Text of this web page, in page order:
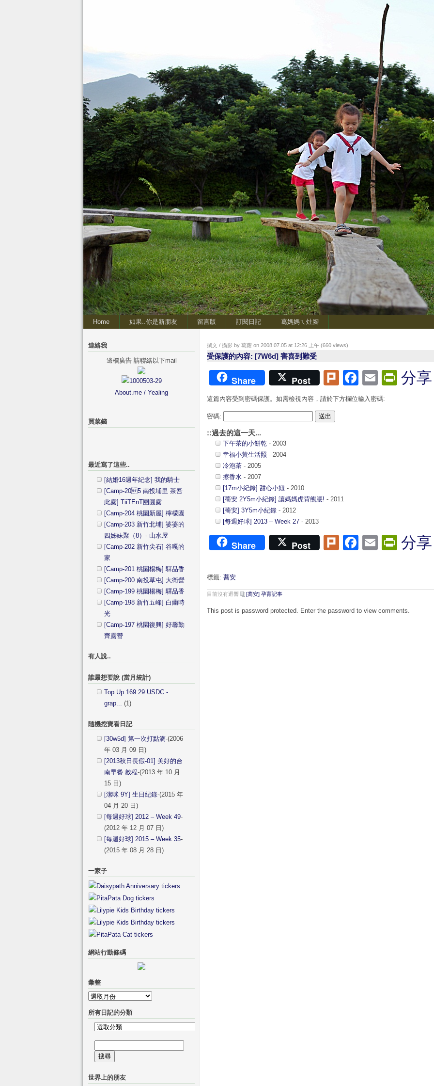
Home 如果..你是新朋友 留言版 訂閱日記 葛媽媽ㄟ灶腳
撰文 / 攝影 by 葛蘿 on 2008.07.05 at 12:26 上午 (660 views)
受保護的內容: [7W6d] 害喜到難受
Share Post PlurkFacebook
Email分享
這篇內容受到密碼保護。如需檢視內容，請於下方欄位輸入密碼:
密碼:
::過去的這一天...
下午茶的小餅乾 - 2003
幸福小黃生活照 - 2004
冷泡茶 - 2005
擦香水 - 2007
[17m小紀錄] 甜心小妞 - 2010
[蕎安 2Y5m小紀錄] 讓媽媽虎背熊腰! - 2011
[蕎安] 3Y5m小紀錄 - 2012
[每週好球] 2013 – Week 27 - 2013
Share Post PlurkFacebook
Email分享
標籤: 蕎安
目前沒有迴響 [蕎安] 孕育記事
This post is password protected. Enter the password to view comments.
連絡我
邊欄廣告 請聯絡以下mail
About.me / Yealing
買菜錢
最近寫了這些..
[結婚16週年紀念] 我的騎士
[Camp-205 南投埔里 茶吾
此露] TiiTEnT團圓露
[Camp-204 桃園新屋] 檸檬園
[Camp-203 新竹北埔] 婆婆的
四姊妹聚（8）- 山水屋
[Camp-202 新竹尖石] 谷嘎的
家
[Camp-201 桃園楊梅] 驛品香
[Camp-200 南投草屯] 大衛營
[Camp-199 桃園楊梅] 驛品香
[Camp-198 新竹五峰] 白蘭時
光
[Camp-197 桃園復興] 好馨勤
齊露營
有人說..
誰最想要說 (當月統計)
Top Up 169.29 USDC -
grap... (1)
隨機挖寶看日記
[30w5d] 第一次打點滴-(2006
年 03 月 09 日)
[2013秋日長假-01] 美好的台
南早餐 啟程-(2013 年 10 月
15 日)
[潔咪 9Y] 生日紀錄-(2015 年
04 月 20 日)
[每週好球] 2012 – Week 49-
(2012 年 12 月 07 日)
[每週好球] 2015 – Week 35-
(2015 年 08 月 28 日)
一家子
網站行動條碼
彙整
彙
整
所有日記的分類
所
日
記
分
尋
鍵
世界上的朋友